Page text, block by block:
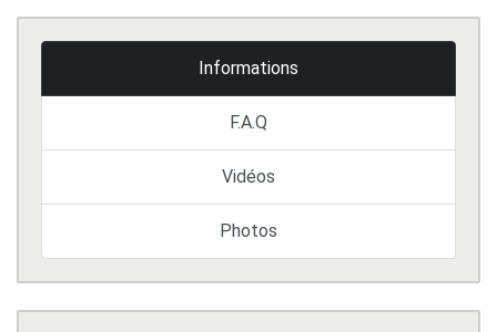
Informations
F.A.Q
Vidéos
Photos